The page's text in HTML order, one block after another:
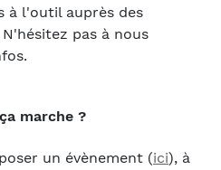
à l'outil auprès des
pas à nous
marche ?
un évènement (ici), à